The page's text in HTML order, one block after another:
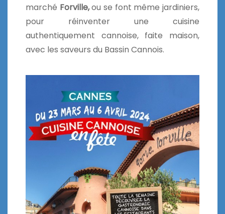
marché Forville,ou se font même jardiniers,
pour réinventer une cuisine
authentiquement cannoise, faite maison,
avec les saveurs du Bassin Cannois.